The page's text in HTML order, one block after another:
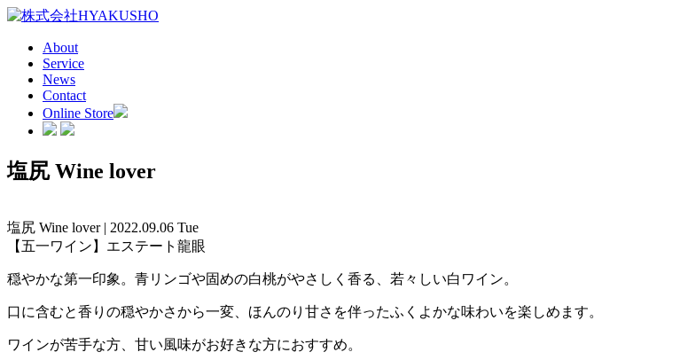
About
Service
News
Contact
Online Store
塩尻 Wine lover
塩尻 Wine lover | 2022.09.06 Tue
【五一ワイン】エステート龍眼
穏やかな第一印象。青リンゴや固めの白桃がやさしく香る、若々しい白ワイン。
口に含むと香りの穏やかさから一変、ほんのり甘さを伴ったふくよかな味わいを楽しめます。
ワインが苦手な方、甘い風味がお好きな方におすすめ。